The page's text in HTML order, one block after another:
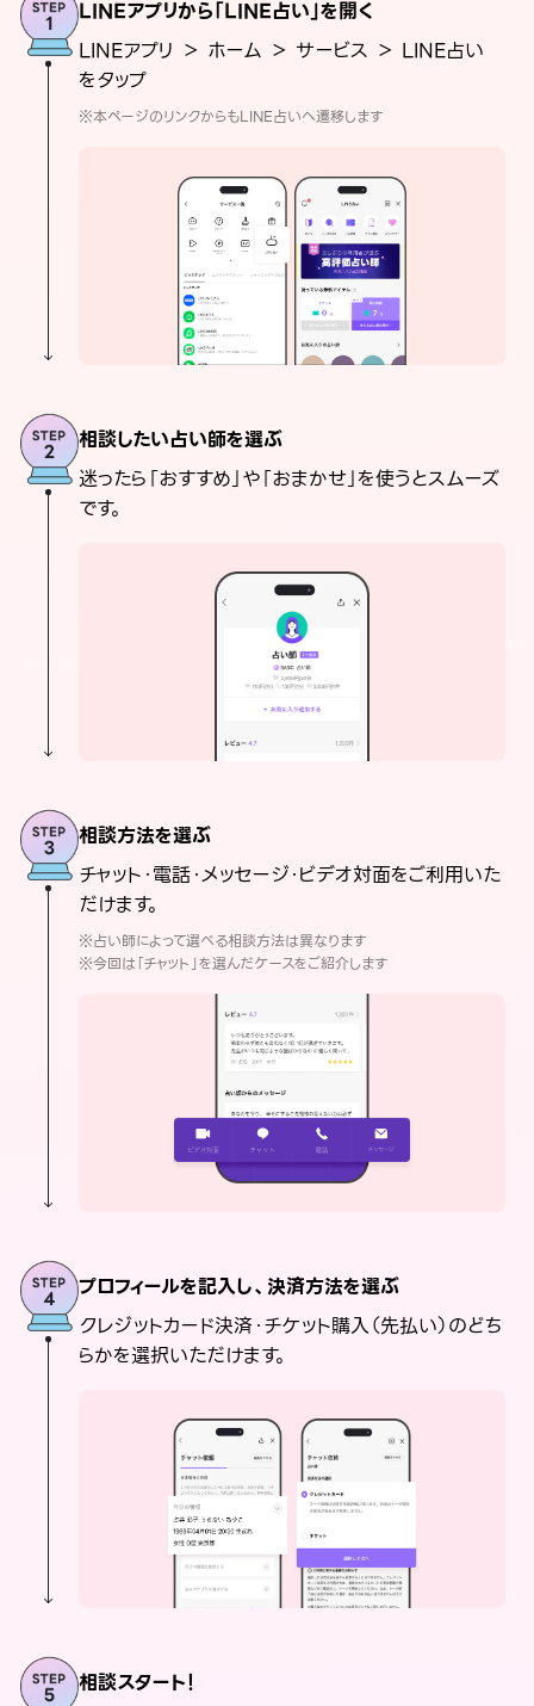
LINEアプリから「LINE占い」を開く
LINEアプリ ＞ ホーム ＞ サービス ＞ LINE占い
をタップ
※本ページのリンクからもLINE占いへ遷移します
相談したい占い師を選ぶ
迷ったら「おすすめ」や「おまかせ」を使うとスムーズ
です。
相談方法を選ぶ
チャット・電話・メッセージ・ビデオ対面をご利用いた
だけます。
※占い師によって選べる相談方法は異なります
※今回は「チャット」を選んだケースをご紹介します
プロフィールを記入し、決済方法を選ぶ
クレジットカード決済・チケット購入（先払い）のどち
らかを選択いただけます。
相談スタート！